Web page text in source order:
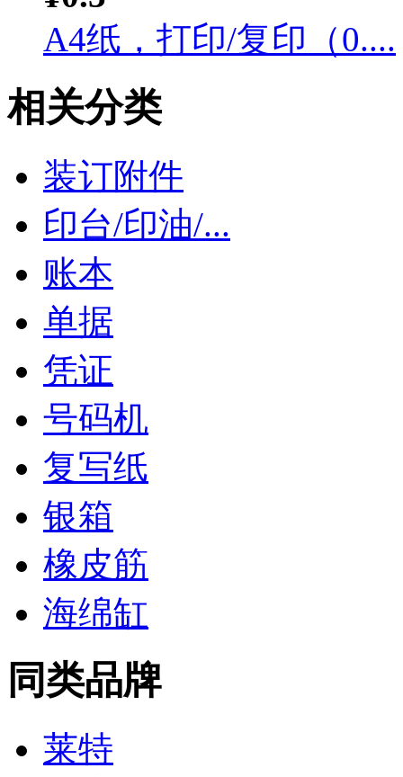
A4纸，打印/复印（0....
相关分类
装订附件
印台/印油/...
账本
单据
凭证
号码机
复写纸
银箱
橡皮筋
海绵缸
同类品牌
莱特